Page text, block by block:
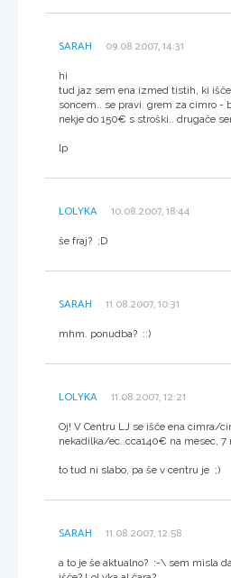
SARAH 09.08.2007, 14:31
hi
tud jaz sem ena izmed tistih, ki
soncem.. se pravi. grem za cimro -
nekje do 150€ s stroški.. drugače
lp
LOLYKA 10.08.2007, 18:44
še fraj? ;D
SARAH 11.08.2007, 10:31
mhm. ponudba? ::)
LOLYKA 11.08.2007, 12:21
Oj! V Centru LJ se išče ena cimra/
nekadilka/ec..cca140€ na mesec, 7
to tud ni slabo, pa še v centru je ;)
SARAH 11.08.2007, 12:58
a to je še aktualno? :-\ sem misla